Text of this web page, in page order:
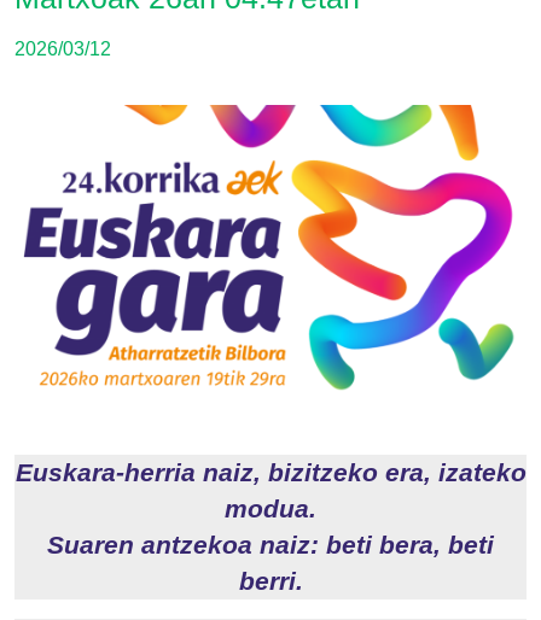
2026/03/12
Euskara-herria naiz, bizitzeko era, izateko
modua.
Suaren antzekoa naiz: beti bera, beti
berri.